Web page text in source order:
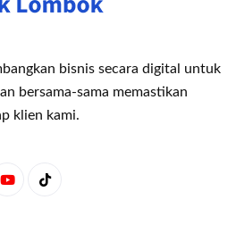
bisnis secara digital untuk
bersama-sama memastikan
klien kami.